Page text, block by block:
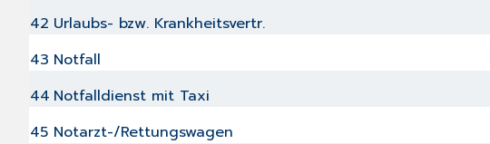
42 Urlaubs- bzw. Krankheitsvertr.
43 Notfall
44 Notfalldienst mit Taxi
45 Notarzt-/Rettungswagen